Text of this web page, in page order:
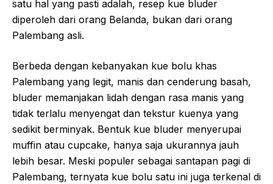
satu hal yang pasti adalah, resep kue bluder
diperoleh dari orang Belanda, bukan dari orang
Palembang asli.
Berbeda dengan kebanyakan kue bolu khas
Palembang yang legit, manis dan cenderung basah,
bluder memanjakan lidah dengan rasa manis yang
tidak terlalu menyengat dan tekstur kuenya yang
sedikit berminyak. Bentuk kue bluder menyerupai
muffin atau cupcake, hanya saja ukurannya jauh
lebih besar. Meski populer sebagai santapan pagi di
Palembang, ternyata kue bolu satu ini juga terkenal di